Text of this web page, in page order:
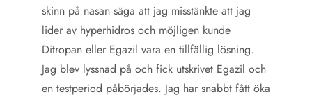
skinn på näsan säga att jag misstänkte att jag
lider av hyperhidros och möjligen kunde
Ditropan eller Egazil vara en tillfällig lösning.
Jag blev lyssnad på och fick utskrivet Egazil och
en testperiod påbörjades. Jag har snabbt fått öka